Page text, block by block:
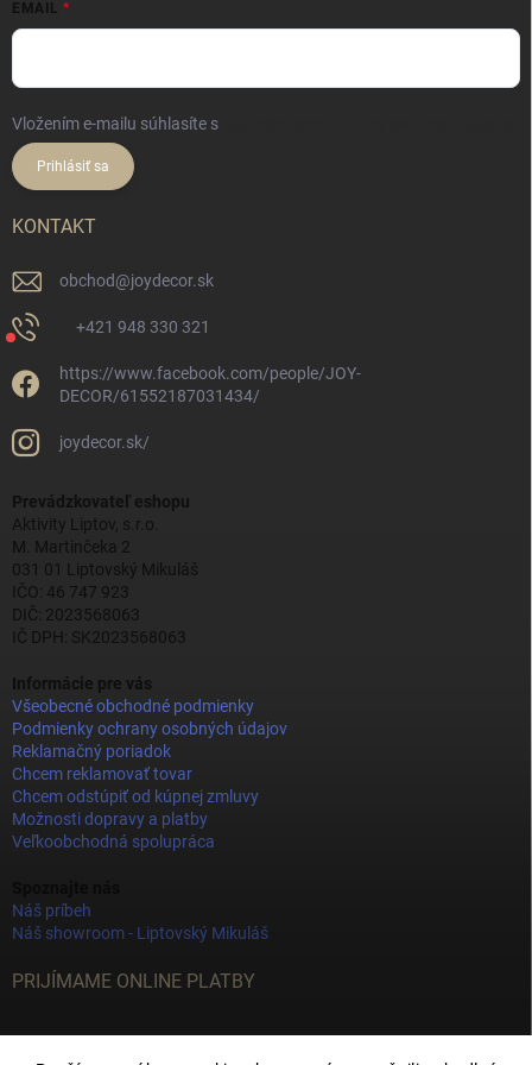
EMAIL
Vložením e-mailu súhlasíte s
Prihlásiť sa
KONTAKT
obchod@joydecor.sk
+421 948 330 321
https://www.facebook.com/people/JOY-
DECOR/61552187031434/
joydecor.sk/
Prevádzkovateľ eshopu
Aktivity Liptov, s.r.o.
M. Martinčeka 2
031 01 Liptovský Mikuláš
IČO: 46 747 923
DIČ: 2023568063
IČ DPH: SK2023568063
Informácie pre vás
Všeobecné obchodné podmienky
Podmienky ochrany osobných údajov
Reklamačný poriadok
Chcem reklamovať tovar
Chcem odstúpiť od kúpnej zmluvy
Možnosti dopravy a platby
Veľkoobchodná spolupráca
Náš príbeh
Náš showroom - Liptovský Mikuláš
PRIJÍMAME ONLINE PLATBY